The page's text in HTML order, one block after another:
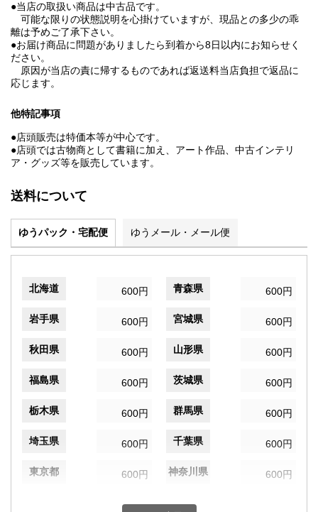
●当店の取扱い商品は中古品です。
可能な限りの状態説明を心掛けていますが、現品との多少の乖
離は予めご了承下さい。
●お届け商品に問題がありましたら到着から8日以内にお知らせく
ださい。
原因が当店の責に帰するものであれば返送料当店負担で返品に
応じます。
他特記事項
●店頭販売は特価本等が中心です。
●店頭では古物商として書籍に加え、アート作品、中古インテリ
ア・グッズ等を販売しています。
送料について
ゆうパック・宅配便 ゆうメール・メール便
北海道 600円 青森県 600円
岩手県 600円 宮城県 600円
秋田県 600円 山形県 600円
福島県 600円 茨城県 600円
栃木県 600円 群馬県 600円
埼玉県 600円 千葉県 600円
東京都 600円 神奈川県 600円
600円 富山県